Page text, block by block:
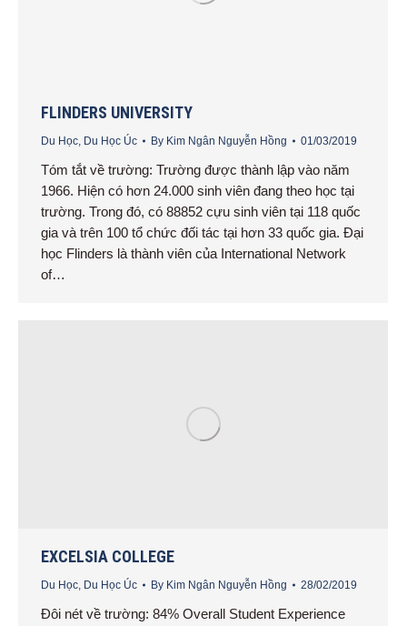
FLINDERS UNIVERSITY
Du Học Du Học Úc By Kim Ngân Nguyễn Hồng 01/03/2019
Tóm tắt về trường: Trường được thành lập vào năm
1966. Hiện có hơn 24.000 sinh viên đang theo học tại
trường. Trong đó, có 88852 cựu sinh viên tại 118 quốc
gia và trên 100 tổ chức đối tác tại hơn 33 quốc gia. Đại
học Flinders là thành viên của International Network
of…
EXCELSIA COLLEGE
Du Học, Du Học Úc By Kim Ngân Nguyễn Hồng 28/02/2019
Đôi nét về trường: 84% Overall Student Experience